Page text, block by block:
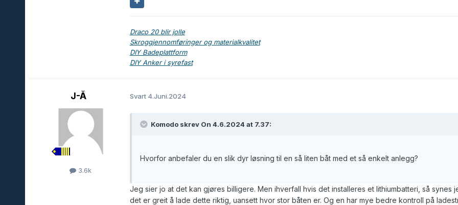
Draco 20 blir jolle
Skroggjennomføringer og materialkvalitet
DIY Badeplattform
DIY Anker i syrefast
J-Å
3.6k
Svart 4.Juni.2024
Komodo skrev On 4.6.2024 at 7.37:
Hvorfor anbefaler du en slik dyr løsning til en så liten båt med et så enkelt anlegg?
Jeg sier jo at det kan gjøres billigere. Men ihverfall hvis det installeres et lithiumbatteri, så synes
det er greit å lade dette riktig, uansett hvor stor båten er. Og en har mye bedre kontroll på